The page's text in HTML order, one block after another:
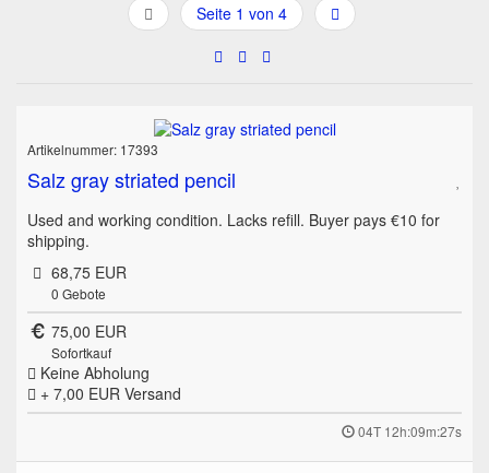
Seite 1 von 4
Artikelnummer: 17393
Salz gray striated pencil
Used and working condition. Lacks refill. Buyer pays €10 for
shipping.
68,75 EUR
0 Gebote
75,00 EUR
Sofortkauf
Keine Abholung
+ 7,00 EUR Versand
04T 12h:09m:27s